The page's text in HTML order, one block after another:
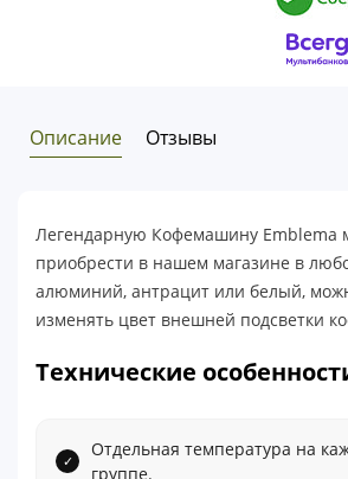
Описание Отзывы
Легендарную Кофемашину Emblema
приобрести в нашем магазине в
алюминий, антрацит или белый,
изменять цвет внешней подсветки
Технические
Отдельная температура на
группе.